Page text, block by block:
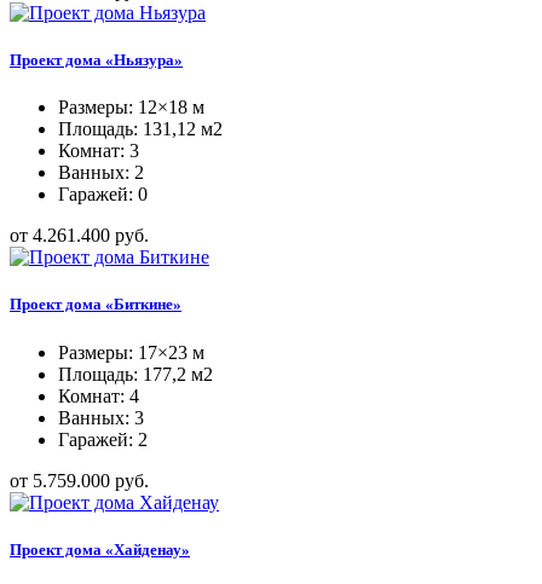
Проект дома «Ньязура»
Размеры: 12×18 м
Площадь: 131,12 м2
Комнат: 3
Ванных: 2
Гаражей: 0
от 4.261.400 руб.
Проект дома «Биткине»
Размеры: 17×23 м
Площадь: 177,2 м2
Комнат: 4
Ванных: 3
Гаражей: 2
от 5.759.000 руб.
Проект дома «Хайденау»